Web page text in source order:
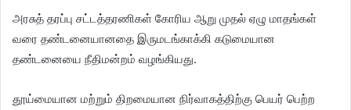
அரசுத் தரப்பு சட்டத்தரணிகள் கோரிய ஆறு முதல் ஏழு மாதங்கள்
வரை தண்டனையானதை இருமடங்காக்கி கடுமையான
தண்டனையை நீதிமன்றம் வழங்கியது.
தூய்மையான மற்றும் திறமையான நிர்வாகத்திற்கு பெயர் பெற்ற